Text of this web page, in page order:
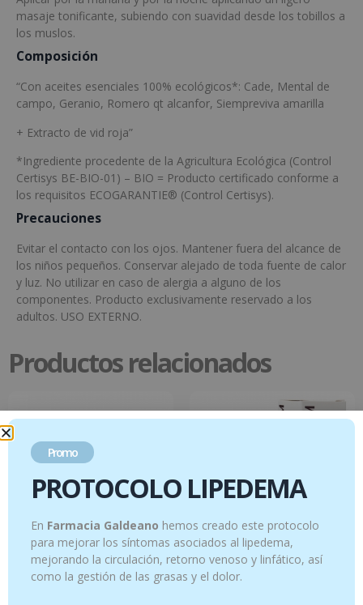
masaje tonificante, subiendo con suavidad desde los tobillos a
los muslos.
Composición
“Con aceites esenciales 100% ecológicos*: Cade, Mental de
campo, Geranio, Romero qt alcanfor, Siempreviva amarilla
+ Extracto de vid roja”
*Ingrediente procedente de la Agricultura Ecológica (Control
Certisys BE-BIO-01) – BIO = Producto certificado conforme a
los requisitos ECOGARANTIE® (Control Certisys).
Precauciones
Evitar el contacto con los ojos. Mantener fuera del alcance de
los niños pequeños. Conservar alejado de toda fuente de calor
y luz. No utilizar en caso de alergia a alguno de los
componentes. Producto exclusivamente reservado a los
adultos. USO EXTERNO.
Productos relacionados
Circularom – Spray corporal – Piernas
Cardamomo – 5 ml
Promo
PROTOCOLO LIPEDEMA
En Farmacia Galdeano hemos creado este protocolo
para mejorar los síntomas asociados al lipedema,
mejorando la circulación, retorno venoso y linfático, así
como la gestión de las grasas y el dolor.